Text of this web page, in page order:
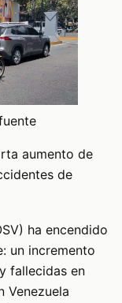
aumento de
de
ha encendido
un incremento
fallecidas en
Venezuela